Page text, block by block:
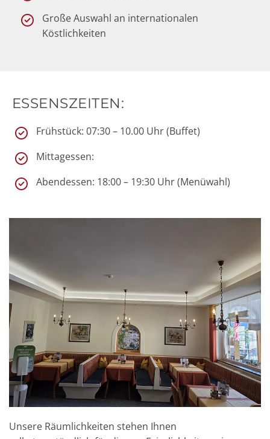
Große Auswahl an internationalen
Köstlichkeiten
ESSENSZEITEN:
Frühstück: 07:30 – 10.00 Uhr (Buffet)
Mittagessen:
Abendessen: 18:00 – 19:30 Uhr (Menüwahl)
Unsere Räumlichkeiten stehen Ihnen